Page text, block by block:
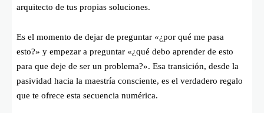
arquitecto de tus propias soluciones.
Es el momento de dejar de preguntar «¿por qué me pasa
esto?» y empezar a preguntar «¿qué debo aprender de esto
para que deje de ser un problema?». Esa transición, desde la
pasividad hacia la maestría consciente, es el verdadero regalo
que te ofrece esta secuencia numérica.